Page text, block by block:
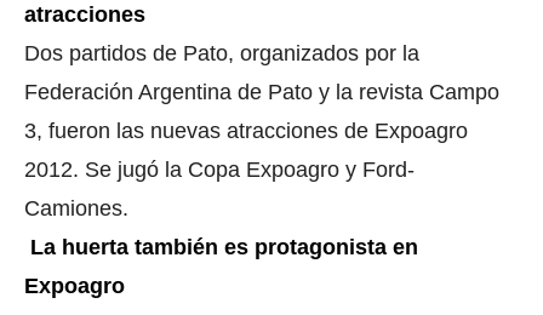
atracciones
Dos partidos de Pato, organizados por la
Federación Argentina de Pato y la revista Campo
3, fueron las nuevas atracciones de Expoagro
2012. Se jugó la Copa Expoagro y Ford-
Camiones.
La huerta también es protagonista en
Expoagro